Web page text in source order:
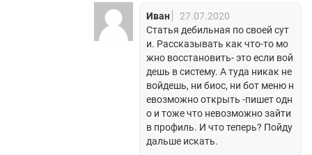
Иван
27.07.2020
Статья дебильная по своей сут
и. Рассказывать как что-то мо
жно восстановить- это если вой
дешь в систему. А туда никак не
войдешь, ни биос, ни бот меню н
евозможно открыть -пишет одн
о и тоже что невозможно зайти
в профиль. И что теперь? Пойду
дальше искать.